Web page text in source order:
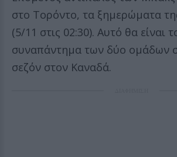
στο Τορόντο, τα ξημερώματα
(5/11 στις 02:30). Αυτό θα είναι
συναπάντημα των δύο ομάδων
σεζόν στον Καναδά.